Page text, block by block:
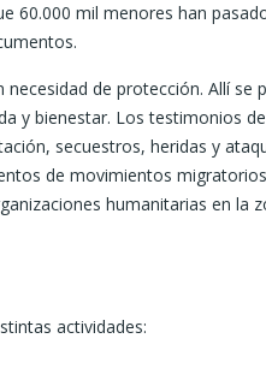
60.000 mil menores han
de protección. Allí
y bienestar. Los testimonios
secuestros, heridas y
de movimientos
humanitarias en la
actividades: